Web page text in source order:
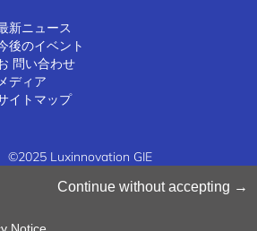
新ニュース
後のイベント
問い合わせ
ディア
イトマップ
©2025 Luxinnovation GIE
Continue without accepting